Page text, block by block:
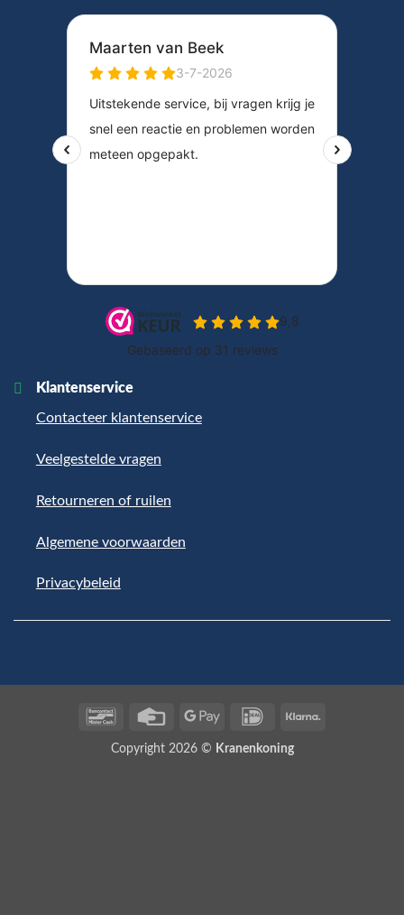
Klantenservice
Contacteer klantenservice
Veelgestelde vragen
Retourneren of ruilen
Algemene voorwaarden
Privacybeleid
BancontactCredit
Google
IDeal
Copyright 2026 © Kranenkoning